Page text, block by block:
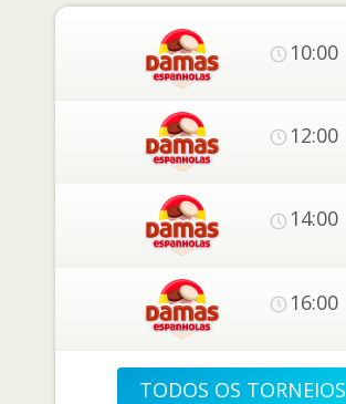
10:00
12:00
14:00
16:00
TODOS OS TORNEIOS